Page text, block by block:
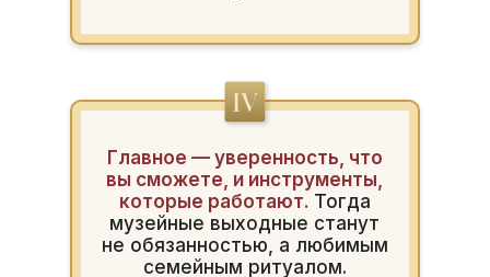
Главное — уверенность, что
вы сможете, и инструменты,
которые работают. Тогда
музейные выходные станут
не обязанностью, а любимым
семейным ритуалом.